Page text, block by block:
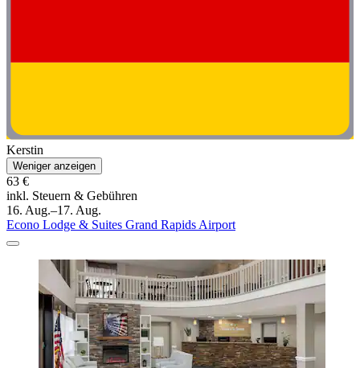
Kerstin
Weniger anzeigen
63 €
inkl. Steuern & Gebühren
16. Aug.–17. Aug.
Econo Lodge & Suites Grand Rapids Airport